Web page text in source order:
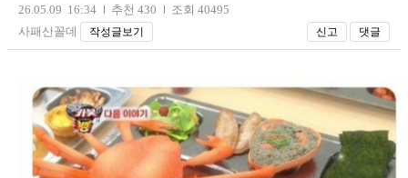
26.05.09 16:34 추천 430
조회 40495
사패산꼴데
작성글보기 신고 댓글